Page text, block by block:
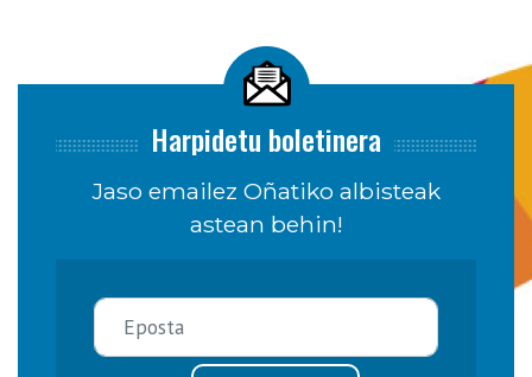
Harpidetu boletinera
Jaso emailez Oñatiko albisteak
astean behin!